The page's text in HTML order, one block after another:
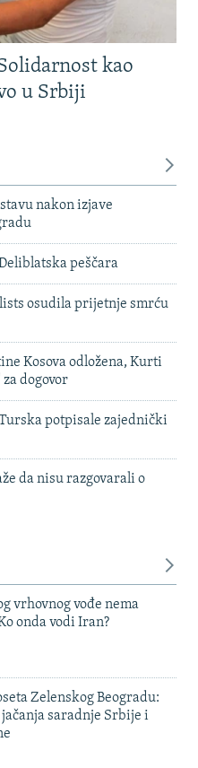
kao
u Srbiji
nakon izjave
peščara
osudila prijetnje smrću
Kosova odložena, Kurti
dogovor
potpisale zajednički
da nisu razgovarali o
vrhovnog vođe nema
onda vodi Iran?
Zelenskog Beogradu:
saradnje Srbije i